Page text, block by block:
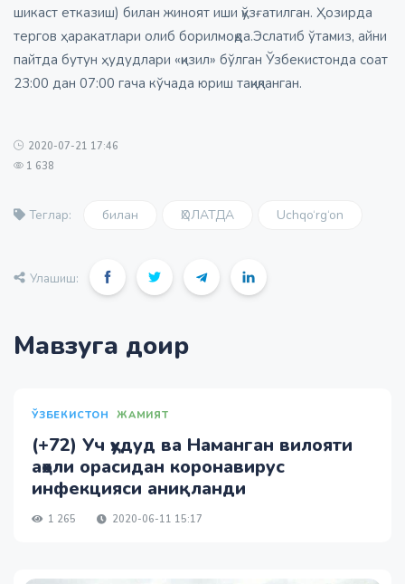
шикаст етказиш) билан жиноят иши қўзғатилган. Ҳозирда
тергов ҳаракатлари олиб борилмоқда.Эслатиб ўтамиз, айни
пайтда бутун ҳудудлари «қизил» бўлган Ўзбекистонда соат
23:00 дан 07:00 гача кўчада юриш тақиқланган.
2020-07-21 17:46
1 638
Теглар: билан ҲОЛАТДА Uchqo‘rg‘on
Улашиш:
Мавзуга доир
ЎЗБЕКИСТОН ЖАМИЯТ
(+72) Уч ҳудуд ва Наманган вилояти
аҳоли орасидан коронавирус
инфекцияси аниқланди
1 265 2020-06-11 15:17